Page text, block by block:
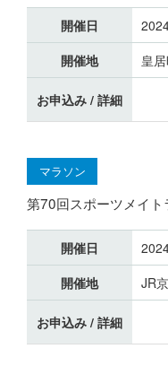
開催日
開催地
皇
お申込み / 詳細
マラソン
第70回スポーツメイ
開催日
開催地
JR
お申込み / 詳細